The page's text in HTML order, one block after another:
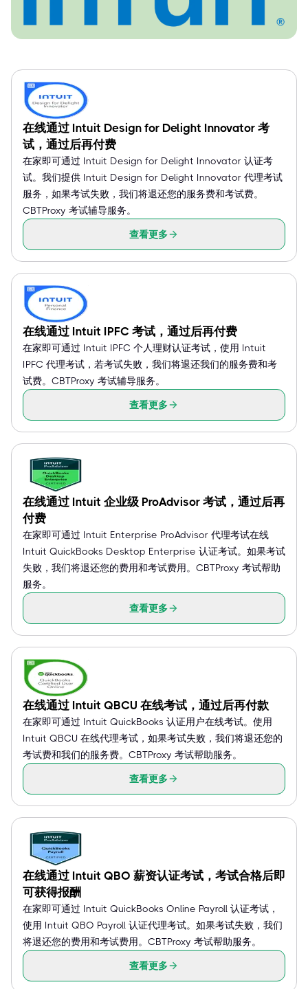
在线通过 Intuit Design for Delight Innovator 考
试，通过后再付费
在家即可通过 Intuit Design for Delight Innovator 认证考
试。我们提供 Intuit Design for Delight Innovator 代理考试
服务，如果考试失败，我们将退还您的服务费和考试费。
CBTProxy 考试辅导服务。
查看更多
在线通过 Intuit IPFC 考试，通过后再付费
在家即可通过 Intuit IPFC 个人理财认证考试，使用 Intuit
IPFC 代理考试，若考试失败，我们将退还我们的服务费和考
试费。CBTProxy 考试辅导服务。
查看更多
在线通过 Intuit 企业级 ProAdvisor 考试，通过后再
付费
在家即可通过 Intuit Enterprise ProAdvisor 代理考试在线
Intuit QuickBooks Desktop Enterprise 认证考试。如果考试
失败，我们将退还您的费用和考试费用。CBTProxy 考试帮助
服务。
查看更多
在线通过 Intuit QBCU 在线考试，通过后再付款
在家即可通过 Intuit QuickBooks 认证用户在线考试。使用
Intuit QBCU 在线代理考试，如果考试失败，我们将退还您的
考试费和我们的服务费。CBTProxy 考试帮助服务。
查看更多
在线通过 Intuit QBO 薪资认证考试，考试合格后即
可获得报酬
在家即可通过 Intuit QuickBooks Online Payroll 认证考试，
使用 Intuit QBO Payroll 认证代理考试。如果考试失败，我们
将退还您的费用和考试费用。CBTProxy 考试帮助服务。
查看更多